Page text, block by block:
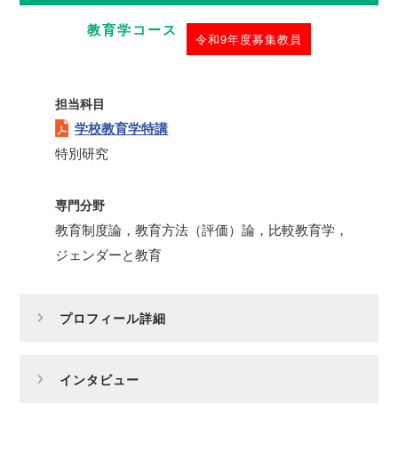
教育学コース 令和9年度募集教員
担当科目
学校教育学特講
特別研究
専門分野
教育制度論，教育方法（評価）論，比較教育学，
ジェンダーと教育
プロフィール詳細
インタビュー